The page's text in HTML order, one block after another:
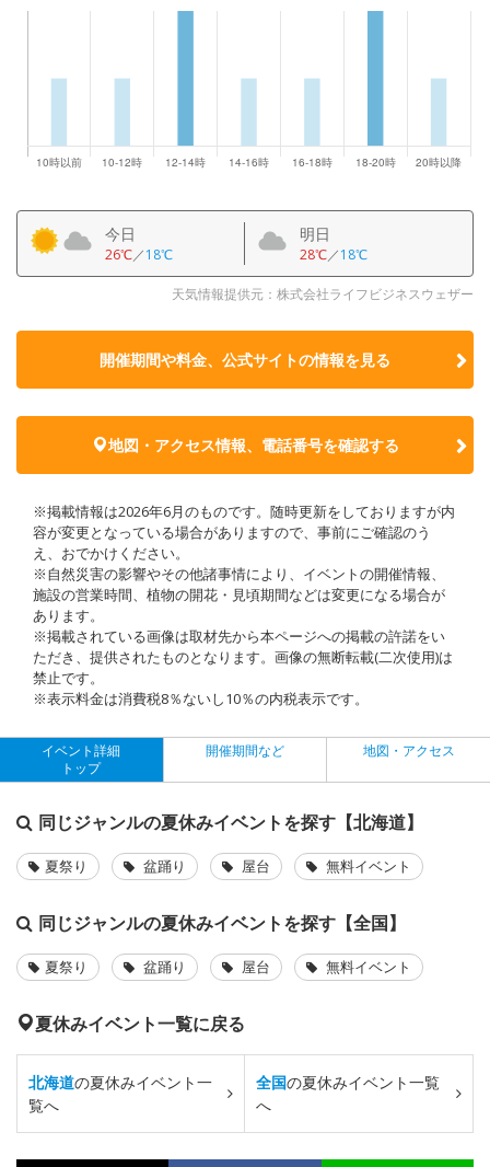
今日
26℃／18℃
明日
28℃／18℃
天気情報提供元：株式会社ライフビジネスウェザー
開催期間や料金、公式サイトの情報を見る
地図・アクセス情報、電話番号を確認する
※掲載情報は2026年6月のものです。随時更新をしておりますが内
容が変更となっている場合がありますので、事前にご確認のう
え、おでかけください。
※自然災害の影響やその他諸事情により、イベントの開催情報、
施設の営業時間、植物の開花・見頃期間などは変更になる場合が
あります。
※掲載されている画像は取材先から本ページへの掲載の許諾をい
ただき、提供されたものとなります。画像の無断転載(二次使用)は
禁止です。
※表示料金は消費税8％ないし10％の内税表示です。
イベント詳細
トップ
開催期間など 地図・アクセス
同じジャンルの夏休みイベントを探す【北海道】
夏祭り 盆踊り 屋台 無料イベント
同じジャンルの夏休みイベントを探す【全国】
夏祭り 盆踊り 屋台 無料イベント
夏休みイベント一覧に戻る
北海道の夏休みイベント一
覧へ
全国の夏休みイベント一覧
へ